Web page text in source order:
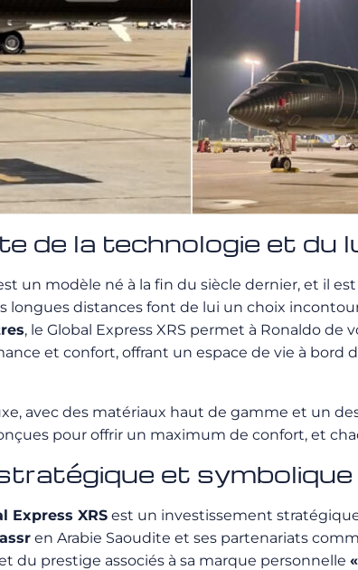
de la technologie et du
un modèle né à la fin du siècle dernier, et il
longues distances font de lui un choix
, le Global Express XRS permet à Ronaldo
et confort, offrant un espace de vie à bord
avec des matériaux haut de gamme et un
pour offrir un maximum de confort, et
et symbolique
Express XRS est un investissement
en Arabie Saoudite et ses partenariats
du prestige associés à sa marque personnelle